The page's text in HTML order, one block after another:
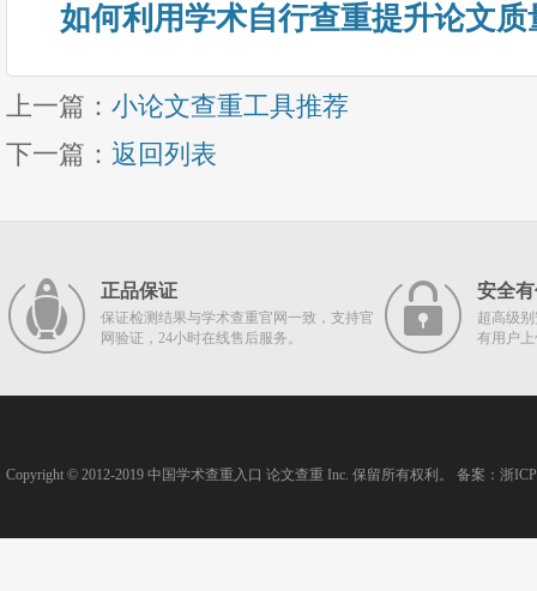
如何利用学术自行查重提升论文质
上一篇： 小论文查重工具推荐
下一篇： 返回列表
正品保证
保证检测结果与学术查重官网一致，支持官
网验证，24小时在线售后服务。
安全
超高级
有用户
Copyright © 2012-2019 中国学术查重入口 论文查重 Inc. 保留所有权利。 备案： 浙